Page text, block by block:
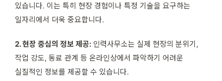
있습니다. 이는 특히 현장 경험이나 특정 기술을 요구하는
일자리에서 더욱 중요합니다.
2. 현장 중심의 정보 제공: 인력사무소는 실제 현장의 분위기,
작업 강도, 동료 관계 등 온라인상에서 파악하기 어려운
실질적인 정보를 제공할 수 있습니다.